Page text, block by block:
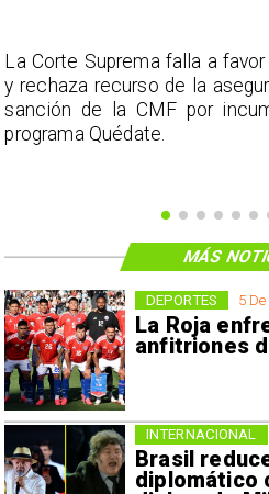
La Corte Suprema falla a
y rechaza recurso de la
sanción de la CMF por
programa Quédate.
5
La Roja
anfitriones
DEPORTES
Brasil
diplomático
INTERNACIONAL
MÁS